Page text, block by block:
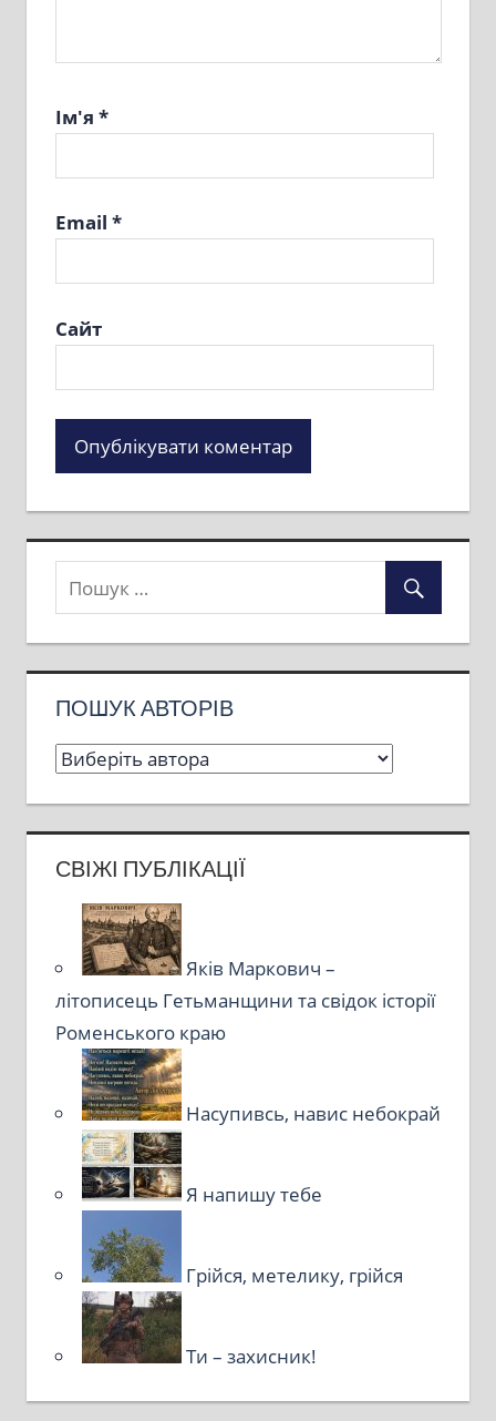
Ім'я *
Email *
Сайт
ПОШУК АВТОРІВ
СВІЖІ ПУБЛІКАЦІЇ
Яків Маркович –
літописець Гетьманщини та свідок історії
Роменського краю
Насупивсь, навис небокрай
Я напишу тебе
Грійся, метелику, грійся
Ти – захисник!